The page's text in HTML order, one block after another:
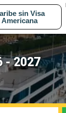
sin Visa
Americana
- 2027